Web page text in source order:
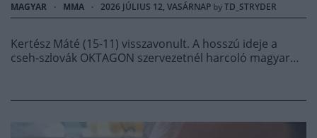
MAGYAR · MMA · 2026 JÚLIUS 12, VASÁRNAP byTD_STRYDER
Kertész Máté (15-11) visszavonult. A hosszú ideje a
cseh-szlovák OKTAGON szervezetnél harcoló magyar…